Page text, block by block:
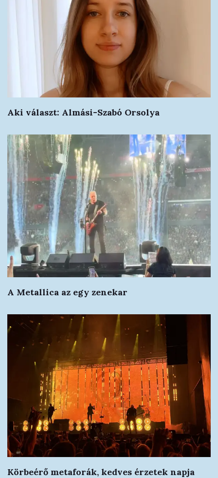
Aki választ: Almási-Szabó Orsolya
A Metallica az egy zenekar
Körbeérő metaforák, kedves érzetek napja